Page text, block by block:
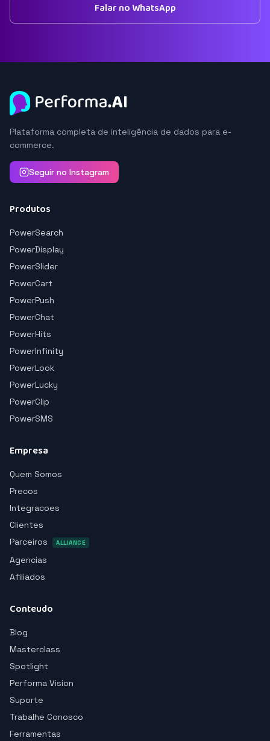
Falar no WhatsApp
Plataforma completa de inteligência de dados para e-
commerce.
Seguir no Instagram
Produtos
PowerSearch
PowerDisplay
PowerSlider
PowerCart
PowerPush
PowerChat
PowerHits
PowerInfinity
PowerLook
PowerLucky
PowerClip
PowerSMS
Empresa
Quem Somos
Precos
Integracoes
Clientes
Parceiros
ALLIANCE
Agencias
Afiliados
Conteudo
Blog
Masterclass
Spotlight
Performa Vision
Suporte
Trabalhe Conosco
Ferramentas